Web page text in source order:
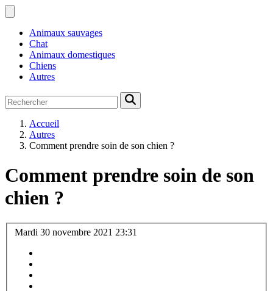
Animaux sauvages
Chat
Animaux domestiques
Chiens
Autres
Accueil
Autres
Comment prendre soin de son chien ?
Comment prendre soin de son
chien ?
Mardi 30 novembre 2021 23:31